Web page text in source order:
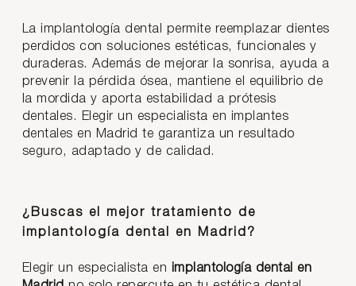
La implantología dental permite reemplazar dientes
perdidos con soluciones estéticas, funcionales y
duraderas. Además de mejorar la sonrisa, ayuda a
prevenir la pérdida ósea, mantiene el equilibrio de
la mordida y aporta estabilidad a prótesis
dentales. Elegir un especialista en implantes
dentales en Madrid te garantiza un resultado
seguro, adaptado y de calidad.
¿Buscas el mejor tratamiento de
implantología dental en Madrid?
Elegir un especialista en implantología dental en